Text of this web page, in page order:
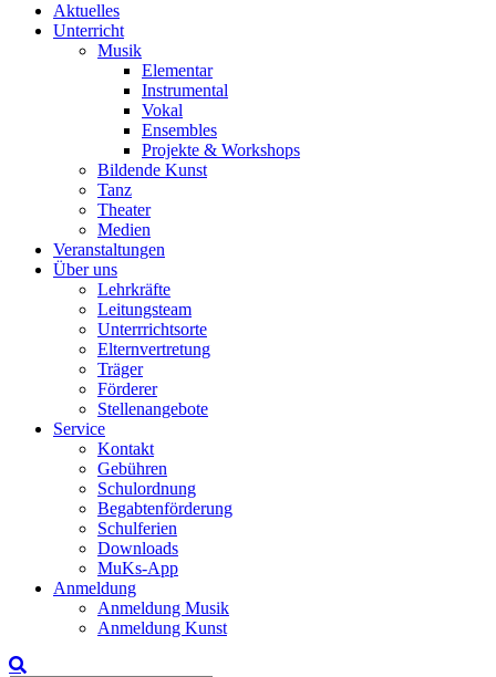
Aktuelles
Unterricht
Musik
Elementar
Instrumental
Vokal
Ensembles
Projekte & Workshops
Bildende Kunst
Tanz
Theater
Medien
Veranstaltungen
Über uns
Lehrkräfte
Leitungsteam
Unterrrichtsorte
Elternvertretung
Träger
Förderer
Stellenangebote
Service
Kontakt
Gebühren
Schulordnung
Begabtenförderung
Schulferien
Downloads
MuKs-App
Anmeldung
Anmeldung Musik
Anmeldung Kunst